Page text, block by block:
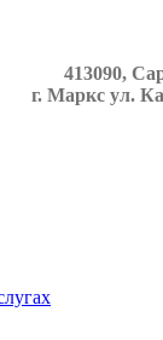
413090,
г. Маркс ул.